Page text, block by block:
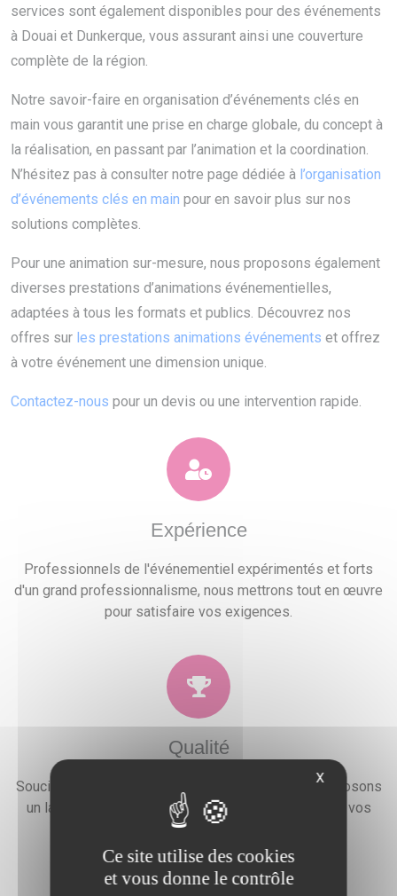
services sont également disponibles pour des événements
à Douai et Dunkerque, vous assurant ainsi une couverture
complète de la région.
Notre savoir-faire en organisation d’événements clés en
main vous garantit une prise en charge globale, du concept à
la réalisation, en passant par l’animation et la coordination.
N’hésitez pas à consulter notre page dédiée à l’organisation
d’événements clés en main pour en savoir plus sur nos
solutions complètes.
Pour une animation sur-mesure, nous proposons également
diverses prestations d’animations événementielles,
adaptées à tous les formats et publics. Découvrez nos
offres sur les prestations animations événements et offrez
à votre événement une dimension unique.
Contactez-nous pour un devis ou une intervention rapide.
Expérience
Professionnels de l'événementiel expérimentés et forts
d'un grand professionnalisme, nous mettrons tout en œuvre
pour satisfaire vos exigences.
Qualité
Soucieux de la satisfaction de nos clients, nous proposons
un large choix de prestations qui combleront toutes vos
attentes, besoins et envies festives.
X
Ce site utilise des cookies
et vous donne le contrôle